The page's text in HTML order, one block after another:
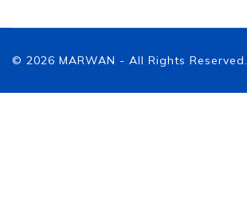
© 2026 MARWAN - All Rights Reserved.